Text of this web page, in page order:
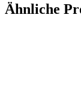
Ähnliche